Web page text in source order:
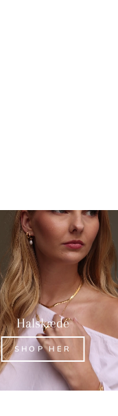
Halskæde
SHOP HER